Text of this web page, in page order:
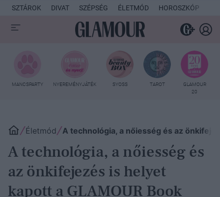
SZTÁROK DIVAT SZÉPSÉG ÉLETMÓD HOROSZKÓP
MANCSPARTY NYEREMÉNYJÁTÉK SYOSS TAROT
GLAMOUR
20
Életmód A technológia, a nőiesség és az
A technológia, a nőiesség és
az önkifejezés is helyet
kapott a GLAMOUR Book